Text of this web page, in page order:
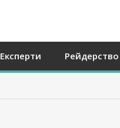
Експерти Рейдерство